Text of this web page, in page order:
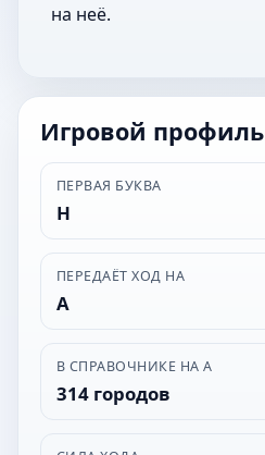
на неё.
Игровой профиль
ПЕРВАЯ БУКВА
Н
ПЕРЕДАЁТ ХОД НА
А
В СПРАВОЧНИКЕ НА А
314 городов